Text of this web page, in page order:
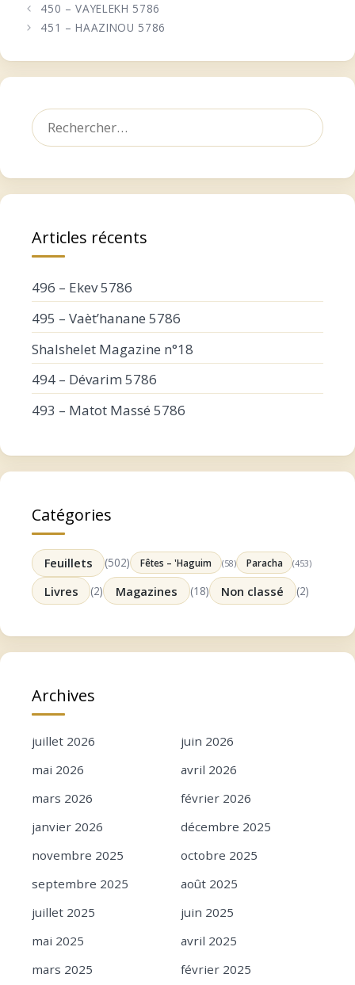
450 – VAYELEKH 5786
451 – HAAZINOU 5786
Rechercher :
Articles récents
496 – Ekev 5786
495 – Vaèt’hanane 5786
Shalshelet Magazine n°18
494 – Dévarim 5786
493 – Matot Massé 5786
Catégories
Feuillets (502) Fêtes – 'Haguim (58) Paracha (453)
Livres (2) Magazines (18) Non classé (2)
Archives
juillet 2026
juin 2026
mai 2026
avril 2026
mars 2026
février 2026
janvier 2026
décembre 2025
novembre 2025
octobre 2025
septembre 2025
août 2025
juillet 2025
juin 2025
mai 2025
avril 2025
mars 2025
février 2025